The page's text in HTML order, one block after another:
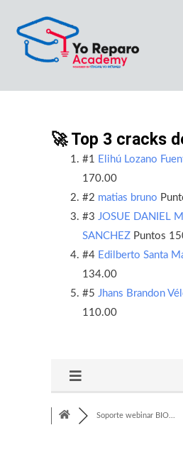
contenido
🚀 Top 3 cracks
#1 Elihú Lozano
170.00
#2 matias bruno
#3 JOSUE DANIEL
SANCHEZ Puntos
#4 Edilberto Santa
134.00
#5 Jhans Brandon
110.00
Soporte webinar BIO...